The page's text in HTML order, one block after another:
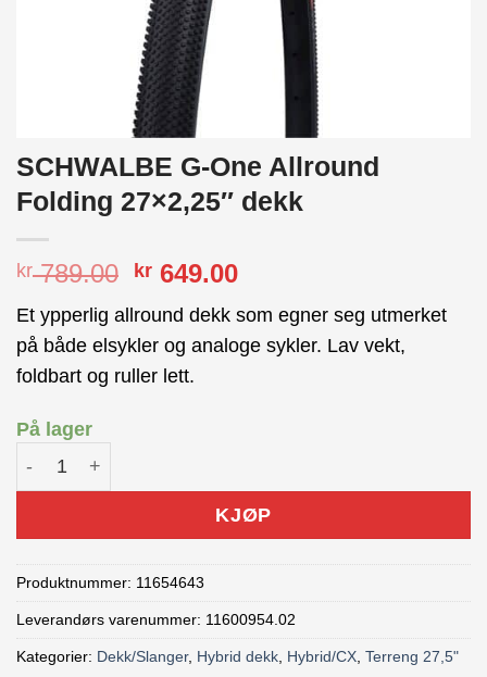
SCHWALBE G-One Allround
Folding 27×2,25″ dekk
kr789.00 Opprinnelig
var:
kr 789.00.
kr 649.00Nåværende
er:
kr 649.00.
Et ypperlig allround dekk som egner seg utmerket
på både elsykler og analoge sykler. Lav vekt,
foldbart og ruller lett.
På lager
KJØP
Produktnummer: 11654643
Leverandørs varenummer: 11600954.02
Kategorier: Dekk/Slanger, Hybrid dekk, Hybrid/CX, Terreng 27,5"